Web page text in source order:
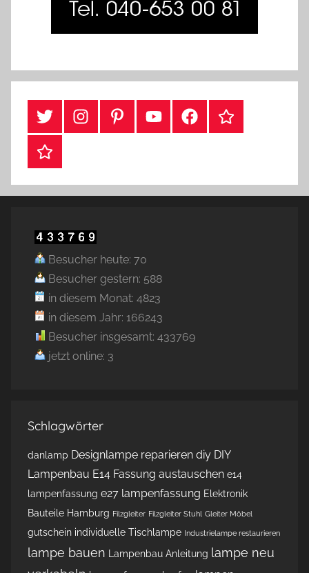
Twitter InstragramPinterestYouTubeFacebookTikTok
Webshop
Besucher heute: 70
Besucher gestern: 588
in diesem Monat: 4823
in diesem Jahr: 166243
Besucher insgesamt: 433769
jetzt online: 3
Schlagwörter
danlamp Designlampe reparieren diy DIY
Lampenbau E14 Fassung austauschen e14
lampenfassung e27 lampenfassung Elektronik
Bauteile Hamburg Filzgleiter Filzgleiter Stuhl Gleiter Möbel
gutschein individuelle Tischlampe Industrielampe restaurieren
lampe bauen Lampenbau Anleitung lampe neu